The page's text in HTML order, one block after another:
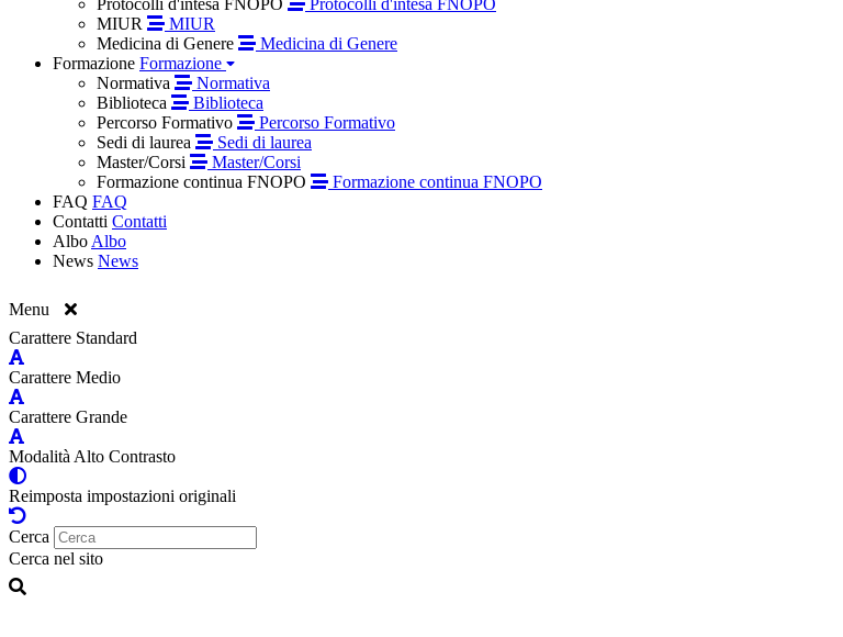
MIUR
MIUR
Medicina di Genere
Medicina di Genere
Formazione Formazione
Normativa
Normativa
Biblioteca
Biblioteca
Percorso Formativo
Percorso Formativo
Sedi di laurea
Sedi di laurea
Master/Corsi
Master/Corsi
Formazione continua FNOPO
Formazione continua FNOPO
FAQ FAQ
Contatti Contatti
Albo Albo
News News
Menu
Carattere Standard
Carattere Medio
Carattere Grande
Modalità Alto Contrasto
Reimposta impostazioni originali
Cerca
Cerca nel sito